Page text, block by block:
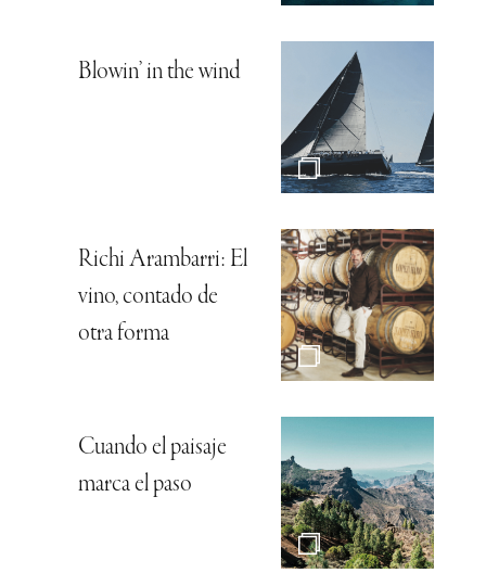
Blowin’ in the wind
Richi Arambarri: El
vino, contado de
otra forma
Cuando el paisaje
marca el paso